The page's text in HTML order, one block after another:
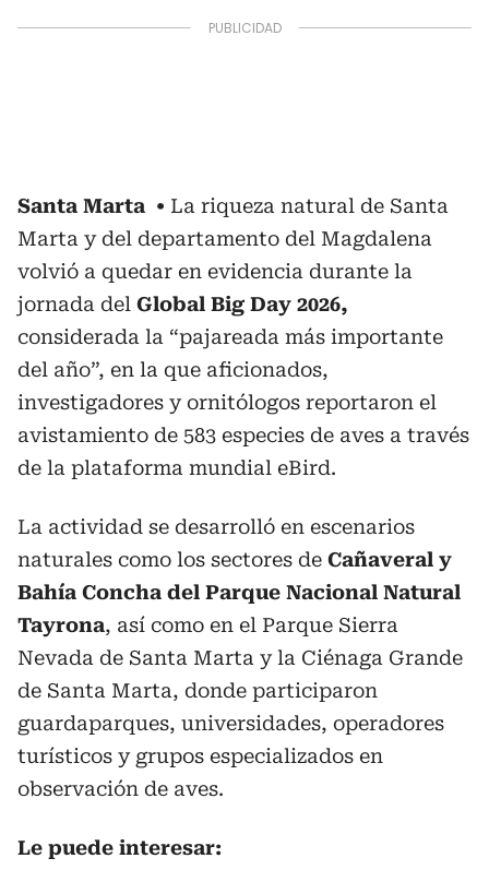
Santa Marta
La riqueza natural de Santa
Marta y del departamento del Magdalena
volvió a quedar en evidencia durante la
jornada del Global Big Day 2026,
considerada la “pajareada más importante
del año”, en la que aficionados,
investigadores y ornitólogos reportaron el
avistamiento de 583 especies de aves a través
de la plataforma mundial eBird.
La actividad se desarrolló en escenarios
naturales como los sectores de Cañaveral y
Bahía Concha del Parque Nacional Natural
Tayrona, así como en el Parque Sierra
Nevada de Santa Marta y la Ciénaga Grande
de Santa Marta, donde participaron
guardaparques, universidades, operadores
turísticos y grupos especializados en
observación de aves.
Le puede interesar: